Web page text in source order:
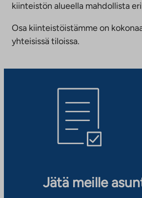
kiinteistön alueella mahdollista
Osa kiinteistöistämme on
yhteisissä tiloissa.
Jätä meille